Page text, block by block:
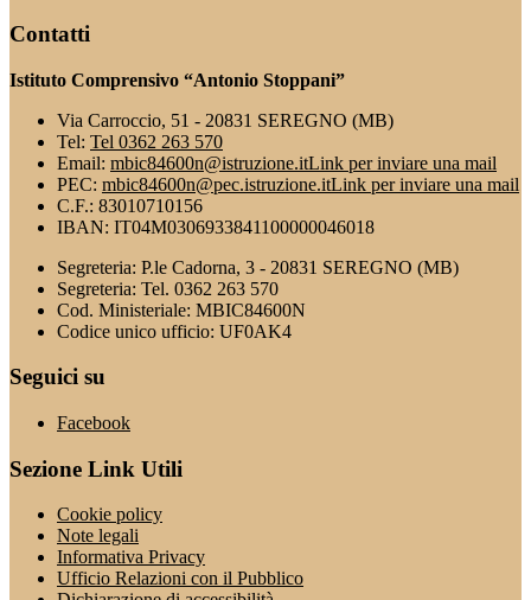
Contatti
Istituto Comprensivo “Antonio Stoppani”
Via Carroccio, 51 - 20831 SEREGNO (MB)
Tel: Tel 0362 263 570
Email: mbic84600n@istruzione.itLink per inviare una mail
PEC: mbic84600n@pec.istruzione.itLink per inviare una mail
C.F.: 83010710156
IBAN: IT04M0306933841100000046018
Segreteria: P.le Cadorna, 3 - 20831 SEREGNO (MB)
Segreteria: Tel. 0362 263 570
Cod. Ministeriale: MBIC84600N
Codice unico ufficio: UF0AK4
Seguici su
Facebook
Sezione Link Utili
Cookie policy
Note legali
Informativa Privacy
Ufficio Relazioni con il Pubblico